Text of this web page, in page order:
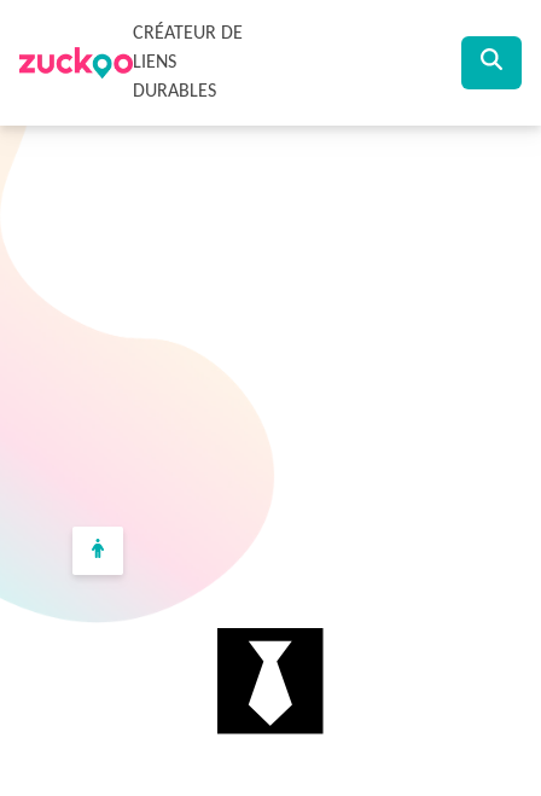
CRÉATEUR DE
LIENS
DURABLES